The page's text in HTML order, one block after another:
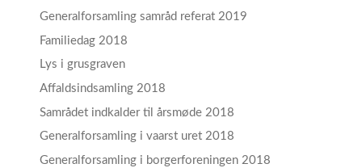
Generalforsamling samråd referat 2019
Familiedag 2018
Lys i grusgraven
Affaldsindsamling 2018
Samrådet indkalder til årsmøde 2018
Generalforsamling i vaarst uret 2018
Generalforsamling i borgerforeningen 2018